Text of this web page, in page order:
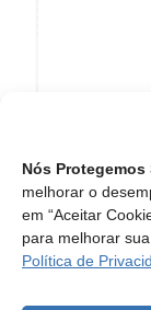
Nós Protegemos
melhorar o
em “Aceitar
para melhorar
Política de